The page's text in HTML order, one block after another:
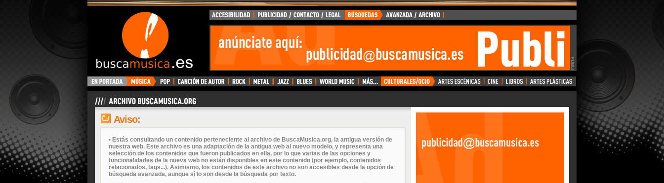
Aviso:
• Estás consultando un contenido perteneciente al archivo de BuscaMusica.org, la antigua versión de
nuestra web. Este archivo es una adaptación de la antigua web al nuevo modelo, y representa una
selección de los contenidos que fueron publicados en ella, por lo que varias de las opciones y
funcionalidades de la nueva web no están disponibles en este contenido (por ejemplo, contenidos
relacionados, tags...). Asimismo, los contenidos de este archivo no son accesibles desde la opción de
búsqueda avanzada, aunque sí lo son desde la búsqueda por texto.